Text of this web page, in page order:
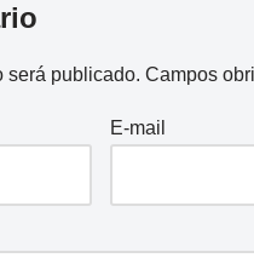
será publicado. Campos
E-mail